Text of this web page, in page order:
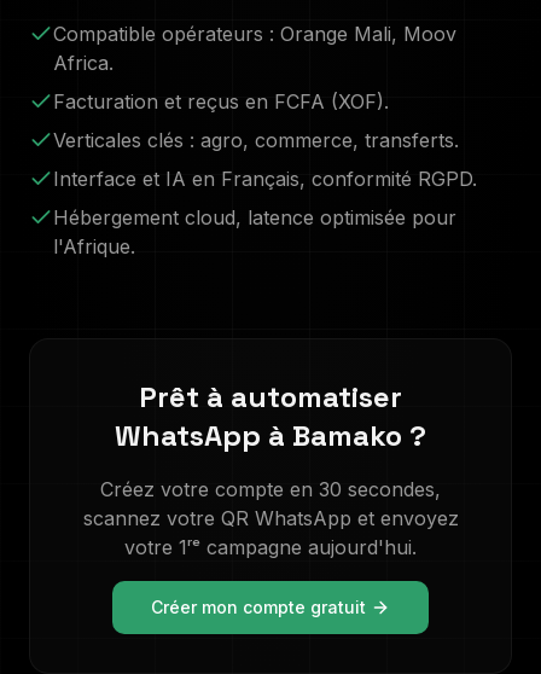
Compatible opérateurs : Orange Mali, Moov
Africa.
Facturation et reçus en FCFA (XOF).
Verticales clés : agro, commerce, transferts.
Interface et IA en Français, conformité RGPD.
Hébergement cloud, latence optimisée pour
l'Afrique.
Prêt à automatiser
WhatsApp à Bamako ?
Créez votre compte en 30 secondes,
scannez votre QR WhatsApp et envoyez
votre 1ʳᵉ campagne aujourd'hui.
Créer mon compte gratuit